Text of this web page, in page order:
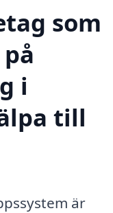
som
i
till
är